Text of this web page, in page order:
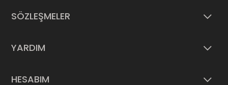
SÖZLEŞMELER
YARDIM
HESABIM